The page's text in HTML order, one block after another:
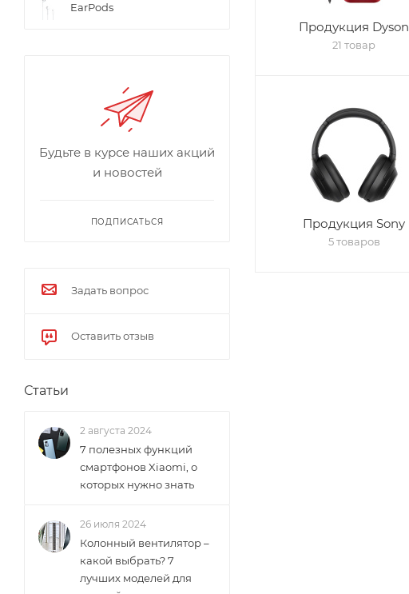
Продукция Dyson
21 товар
Продукция Sony
5 товаров
EarPods
Будьте в курсе наших акций
и новостей
ПОДПИСАТЬСЯ
Задать вопрос
Оставить отзыв
Статьи
2 августа 2024
7 полезных функций
смартфонов Xiaomi, о
которых нужно знать
26 июля 2024
Колонный вентилятор –
какой выбрать? 7
лучших моделей для